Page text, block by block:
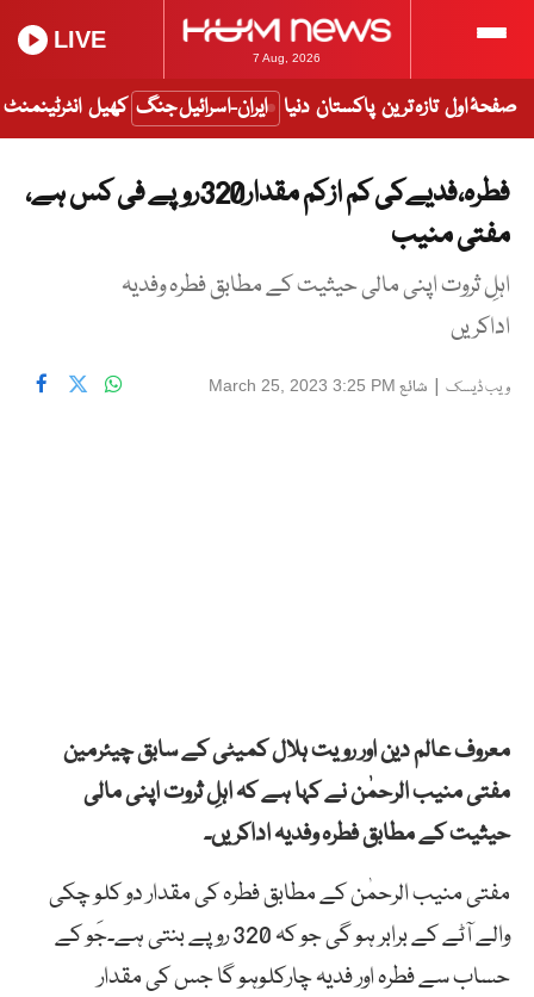
7 Aug, 2026
LIVE
صفحۂ اول تازہ ترین پاکستان دنیا ایران-اسرائیل جنگ کھیل انٹرٹینمنٹ
فطرہ،فدیےکی کم ازکم مقدار320روپے فی کس ہے،
مفتی منیب
اہلِ ثروت اپنی مالی حیثیت کے مطابق فطرہ وفدیہ
اداکریں
ویب ڈیسک | شائع March 25, 2023 3:25 PM
معروف عالم دین اور رویت ہلال کمیٹی کے سابق چیئرمین
مفتی منیب الرحمٰن نے کہا ہے کہ اہلِ ثروت اپنی مالی
حیثیت کے مطابق فطرہ وفدیہ اداکریں۔
مفتی منیب الرحمٰن کے مطابق فطرہ کی مقدار دو کلو چکی
والے آٹے کے برابر ہو گی جو کہ 320 روپے بنتی ہے۔جَو کے
حساب سے فطرہ اور فدیہ چارکلوہو گا جس کی مقدار